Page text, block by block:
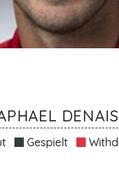
DENAIS
Gespielt